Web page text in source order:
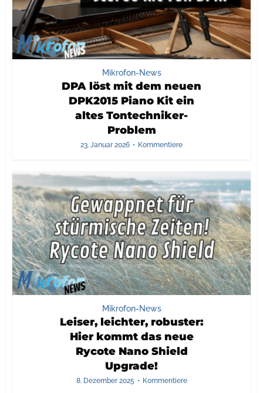
Mikrofon-News
DPA löst mit dem neuen
DPK2015 Piano Kit ein
altes Tontechniker-
Problem
23. Januar 2026 Kommentiere
Mikrofon-News
Leiser, leichter, robuster:
Hier kommt das neue
Rycote Nano Shield
Upgrade!
8. Dezember 2025 Kommentiere